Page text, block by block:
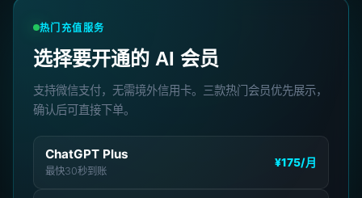
热门充值服务
选择要开通的 AI 会员
支持微信支付，无需境外信用卡。三款热门会员优先展示，
确认后可直接下单。
ChatGPT Plus
最快30秒到账
¥175/月